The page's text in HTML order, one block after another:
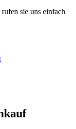
sie uns einfach